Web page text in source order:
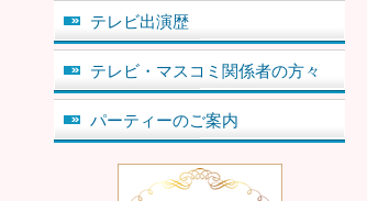
テレビ出演歴
テレビ・マスコミ関係者の方々
パーティーのご案内